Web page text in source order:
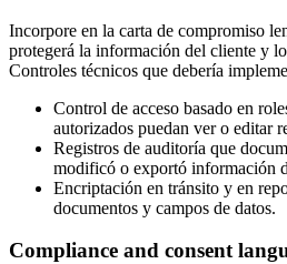
Incorpore en la carta de compromiso
protegerá la información del cliente y
Controles técnicos que debería
Control de acceso basado en
autorizados puedan ver o editar
Registros de auditoría que
modificó o exportó información
Encriptación en tránsito y en
documentos y campos de datos.
Compliance and consent